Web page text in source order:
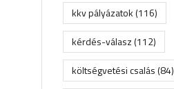
kkv pályázatok(116)
kérdés-válasz(112)
költségvetési csalás(84)